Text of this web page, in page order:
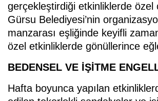
gerçekleştirdiği etkinliklerde özel
Gürsu Belediyesi’nin
manzarası eşliğinde keyifli
özel etkinliklerde gönüllerince
BEDENSEL VE İŞİTME
Hafta boyunca yapılan